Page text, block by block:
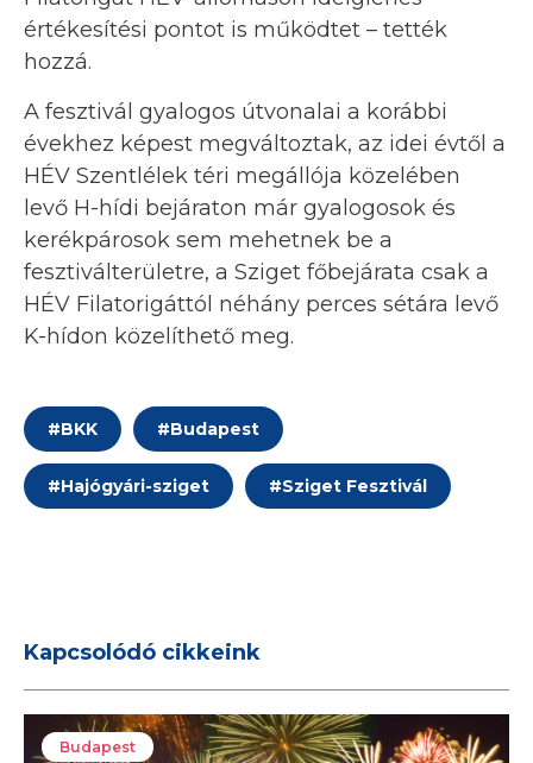
értékesítési pontot is működtet – tették
hozzá.
A fesztivál gyalogos útvonalai a korábbi
évekhez képest megváltoztak, az idei évtől a
HÉV Szentlélek téri megállója közelében
levő H-hídi bejáraton már gyalogosok és
kerékpárosok sem mehetnek be a
fesztiválterületre, a Sziget főbejárata csak a
HÉV Filatorigáttól néhány perces sétára levő
K-hídon közelíthető meg.
#BKK #Budapest
#Hajógyári-sziget #Sziget Fesztivál
Kapcsolódó cikkeink
Budapest